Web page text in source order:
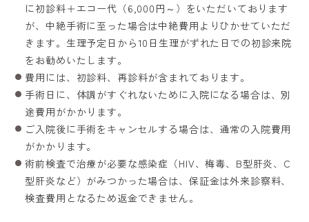
に初診料＋エコー代（6,000円～）をいただいております
が、中絶手術に至った場合は中絶費用よりひかせていただ
きます。生理予定日から10日生理がずれた日での初診来院
をお勧めいたします。
費用には、初診料、再診料が含まれております。
手術日に、体調がすぐれないために入院になる場合は、別
途費用がかかります。
ご入院後に手術をキャンセルする場合は、通常の入院費用
がかかります。
術前検査で治療が必要な感染症（HIV、梅毒、B型肝炎、C
型肝炎など）がみつかった場合は、保証金は外来診察料、
検査費用となるため返金できません。